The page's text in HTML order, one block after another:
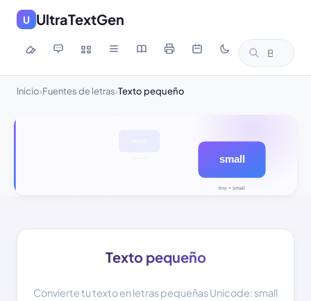
U UltraTextGen
Inicio›Fuentes de letras›Texto pequeño
Texto pequeño
Convierte tu texto en letras pequeñas Unicode: small